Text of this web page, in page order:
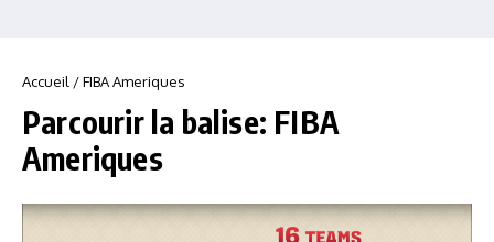
Accueil /FIBA Ameriques
Parcourir la balise: FIBA
Ameriques